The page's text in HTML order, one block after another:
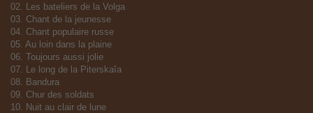
02. Les bateliers de la Volga
03. Chant de la jeunesse
04. Chant populaire russe
05. Au loin dans la plaine
06. Toujours aussi jolie
07. Le long de la Piterskaîa
08. Bandura
09. Chur des soldats
10. Nuit au clair de lune